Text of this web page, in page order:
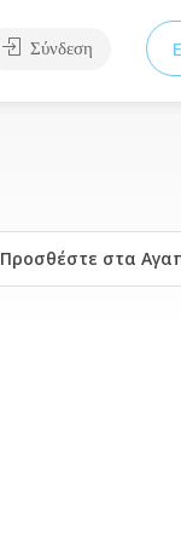
Σύνδεση
Προσθέστε στα